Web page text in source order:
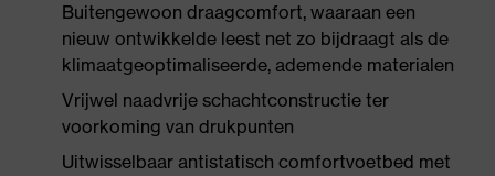
Buitengewoon draagcomfort, waaraan een
nieuw ontwikkelde leest net zo bijdraagt als de
klimaatgeoptimaliseerde, ademende materialen
Vrijwel naadvrije schachtconstructie ter
voorkoming van drukpunten
Uitwisselbaar antistatisch comfortvoetbed met